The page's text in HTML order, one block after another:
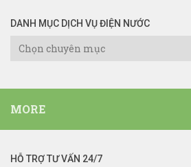
DANH MỤC DỊCH VỤ ĐIỆN NƯỚC
Danh
Vụ
Điện
MORE
HỖ TRỢ TƯ VẤN 24/7